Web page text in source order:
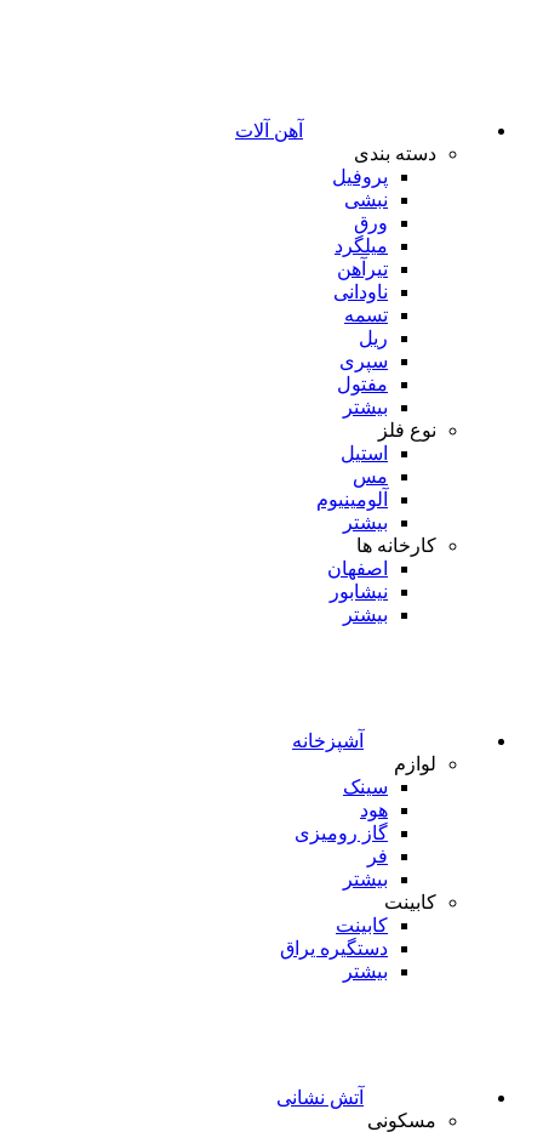
آهن آلات
دسته بندی
پروفیل
نبشی
ورق
میلگرد
تیرآهن
ناودانی
تسمه
ریل
سپری
مفتول
بیشتر
نوع فلز
استیل
مس
آلومینیوم
بیشتر
کارخانه ها
اصفهان
نیشابور
بیشتر
آشپزخانه
لوازم
سینک
هود
گاز رومیزی
فر
بیشتر
کابینت
کابینت
دستگیره یراق
بیشتر
آتش نشانی
مسکونی